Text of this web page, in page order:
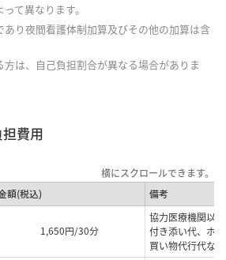
て異なります。
り夜間看護体制加算及びその他の加算は含
は、自己負担割合が異なる場合がありま
費用
額(税込) 備考
1,650円/30分
協力医療機関以
付き添い代、ホ
買い物代行代な